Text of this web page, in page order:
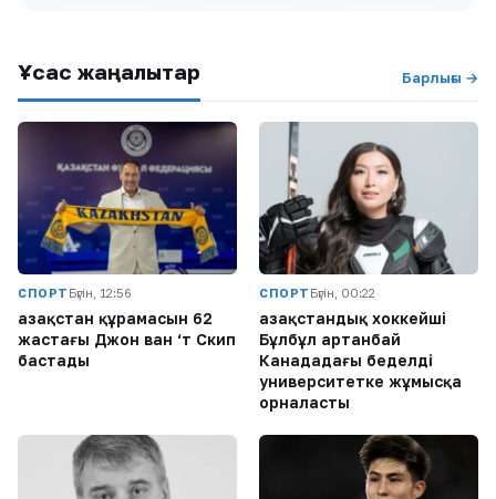
Ұқсас жаңалықтар Барлығы →
СПОРТ Бүгін, 12:56
Қазақстан құрамасын 62
жастағы Джон ван ‘т Скип
бастады
СПОРТ Бүгін, 00:22
Қазақстандық хоккейші
Бұлбұл Қартанбай
Канададағы беделді
университетке жұмысқа
орналасты